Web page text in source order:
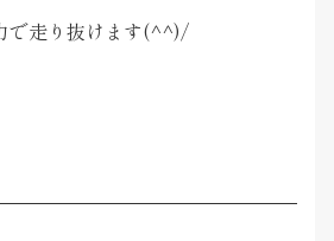
で走り抜けます(^^)/